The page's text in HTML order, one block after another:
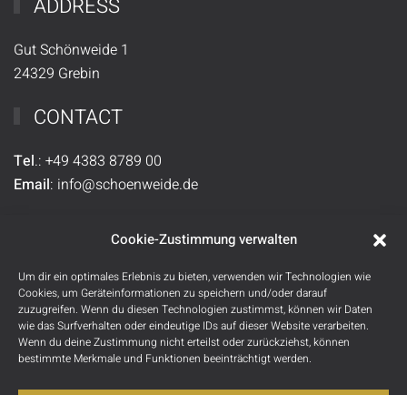
Cookie-Zustimmung verwalten
Um dir ein optimales Erlebnis zu bieten, verwenden wir Technologien wie
Cookies, um Geräteinformationen zu speichern und/oder darauf
zuzugreifen. Wenn du diesen Technologien zustimmst, können wir Daten
wie das Surfverhalten oder eindeutige IDs auf dieser Website verarbeiten.
Wenn du deine Zustimmung nicht erteilst oder zurückziehst, können
bestimmte Merkmale und Funktionen beeinträchtigt werden.
ADDRESS
Gut Schönweide 1
24329 Grebin
CONTACT
Tel.: +49 4383 8789 00
Email: info@schoenweide.de
SOCIAL MEDIA